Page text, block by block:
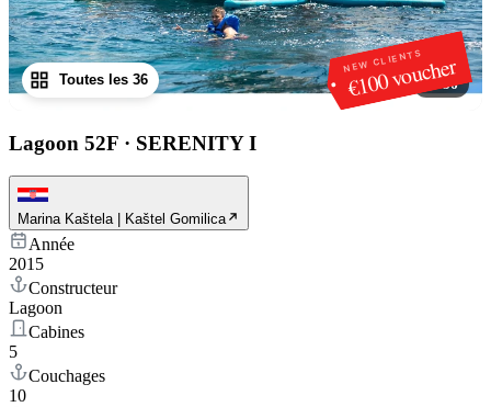
NEW CLIENTS
€100 voucher
1/36
Toutes les 36
Lagoon 52F · SERENITY I
Marina Kaštela | Kaštel Gomilica
Année
2015
Constructeur
Lagoon
Cabines
5
Couchages
10